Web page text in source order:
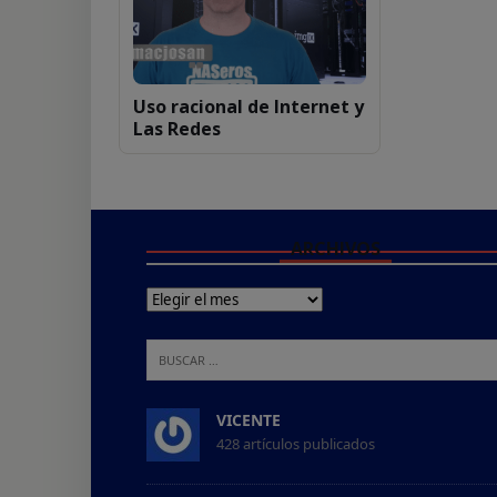
Uso racional de Internet y
Las Redes
ARCHIVOS
VICENTE
428 artículos publicados